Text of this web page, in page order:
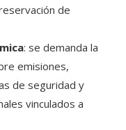
de
: se demanda la
emisiones,
de seguridad y
vinculados a